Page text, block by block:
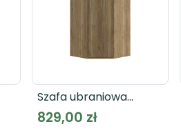
Szafa ubraniowa
narożna L/P
ECONOBOX 2 ECBS911
829,00 zł